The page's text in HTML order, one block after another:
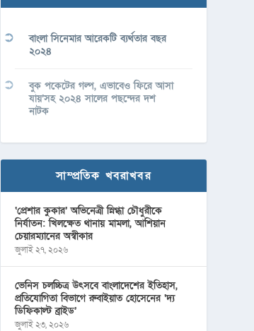
বাংলা সিনেমার আরেকটি ব্যর্থতার বছর
২০২৪
বুক পকেটের গল্প, এভাবেও ফিরে আসা
যায়’সহ ২০২৪ সালের পছন্দের দশ
নাটক
সাম্প্রতিক খবরাখবর
‘প্রেশার কুকার’ অভিনেত্রী স্নিগ্ধা চৌধুরীকে
নির্যাতন: খিলক্ষেত থানায় মামলা, আশিয়ান
চেয়ারম্যানের অস্বীকার
জুলাই ২৭, ২০২৬
ভেনিস চলচ্চিত্র উৎসবে বাংলাদেশের ইতিহাস,
প্রতিযোগিতা বিভাগে রুবাইয়াত হোসেনের ‘দ্য
ডিফিকাল্ট ব্রাইড’
জুলাই ২৩, ২০২৬